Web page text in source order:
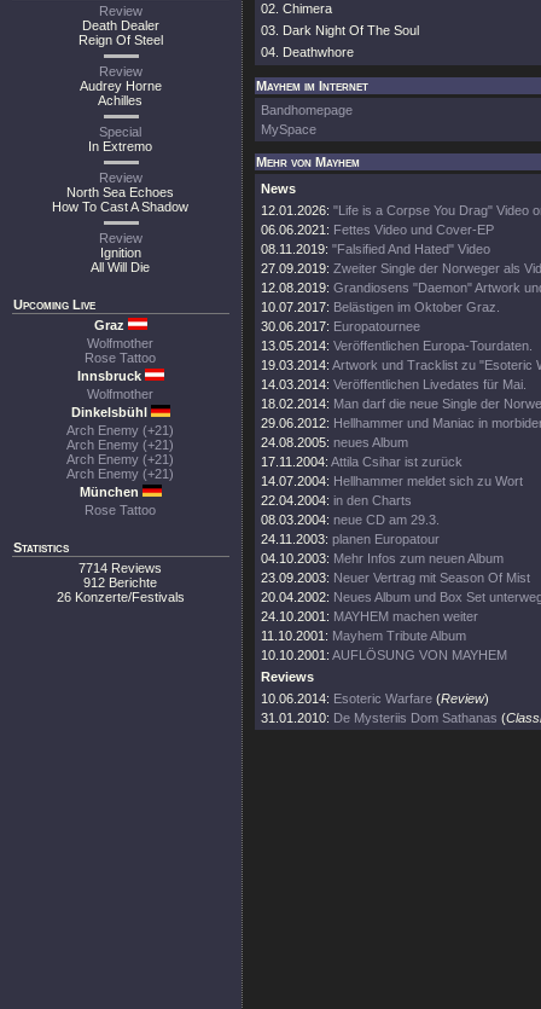
Review
Death Dealer
Reign Of Steel
Review
Audrey Horne
Achilles
Special
In Extremo
Review
North Sea Echoes
How To Cast A Shadow
Review
Ignition
All Will Die
Upcoming Live
Graz
Wolfmother
Rose Tattoo
Innsbruck
Wolfmother
Dinkelsbühl
Arch Enemy (+21)
Arch Enemy (+21)
Arch Enemy (+21)
Arch Enemy (+21)
München
Rose Tattoo
Statistics
7714 Reviews
912 Berichte
26 Konzerte/Festivals
02. Chimera
03. Dark Night Of The Soul
04. Deathwhore
Mayhem im Internet
Bandhomepage
MySpace
Mehr von Mayhem
News
12.01.2026: "Life is a Corpse You Drag" Video
06.06.2021: Fettes Video und Cover-EP
08.11.2019: "Falsified And Hated" Video
27.09.2019: Zweiter Single der Norweger als
12.08.2019: Grandiosens "Daemon" Artwork
10.07.2017: Belästigen im Oktober Graz.
30.06.2017: Europatournee
13.05.2014: Veröffentlichen Europa-Tourdaten.
19.03.2014: Artwork und Tracklist zu "Esoteric
14.03.2014: Veröffentlichen Livedates für Mai.
18.02.2014: Man darf die neue Single der
29.06.2012: Hellhammer und Maniac in
24.08.2005: neues Album
17.11.2004: Attila Csihar ist zurück
14.07.2004: Hellhammer meldet sich zu Wort
22.04.2004: in den Charts
08.03.2004: neue CD am 29.3.
24.11.2003: planen Europatour
04.10.2003: Mehr Infos zum neuen Album
23.09.2003: Neuer Vertrag mit Season Of Mist
20.04.2002: Neues Album und Box Set
24.10.2001: MAYHEM machen weiter
11.10.2001: Mayhem Tribute Album
10.10.2001: AUFLÖSUNG VON MAYHEM
Reviews
10.06.2014: Esoteric Warfare (Review)
31.01.2010: De Mysteriis Dom Sathanas (